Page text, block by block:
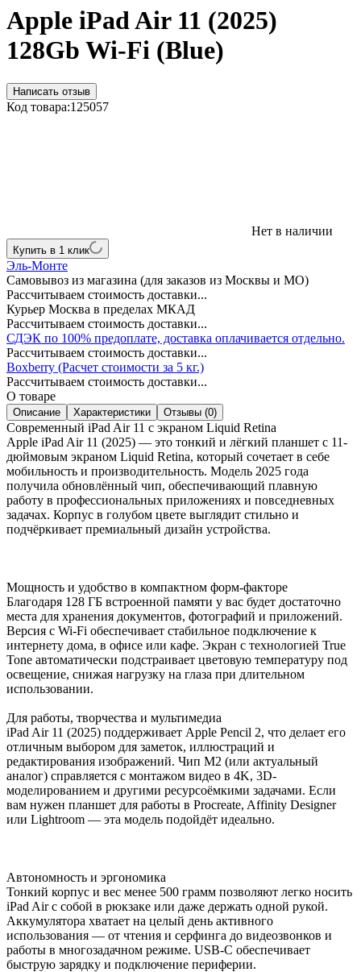
Apple iPad Air 11 (2025)
128Gb Wi-Fi (Blue)
Написать отзыв
Код товара:125057
Нет в наличии
Купить в 1 клик
Эль-Монте
Самовывоз из магазина (для заказов из Москвы и МО)
Рассчитываем стоимость доставки...
Курьер Москва в пределах МКАД
Рассчитываем стоимость доставки...
СДЭК по 100% предоплате, доставка оплачивается отдельно.
Рассчитываем стоимость доставки...
Boxberry (Расчет стоимости за 5 кг.)
Рассчитываем стоимость доставки...
О товаре
Описание Характеристики Отзывы (0)
Современный iPad Air 11 с экраном Liquid Retina
Apple iPad Air 11 (2025) — это тонкий и лёгкий планшет с 11-
дюймовым экраном Liquid Retina, который сочетает в себе
мобильность и производительность. Модель 2025 года
получила обновлённый чип, обеспечивающий плавную
работу в профессиональных приложениях и повседневных
задачах. Корпус в голубом цвете выглядит стильно и
подчёркивает премиальный дизайн устройства.
Мощность и удобство в компактном форм-факторе
Благодаря 128 ГБ встроенной памяти у вас будет достаточно
места для хранения документов, фотографий и приложений.
Версия с Wi-Fi обеспечивает стабильное подключение к
интернету дома, в офисе или кафе. Экран с технологией True
Tone автоматически подстраивает цветовую температуру под
освещение, снижая нагрузку на глаза при длительном
использовании.
Для работы, творчества и мультимедиа
iPad Air 11 (2025) поддерживает Apple Pencil 2, что делает его
отличным выбором для заметок, иллюстраций и
редактирования изображений. Чип M2 (или актуальный
аналог) справляется с монтажом видео в 4K, 3D-
моделированием и другими ресурсоёмкими задачами. Если
вам нужен планшет для работы в Procreate, Affinity Designer
или Lightroom — эта модель подойдёт идеально.
Автономность и эргономика
Тонкий корпус и вес менее 500 грамм позволяют легко носить
iPad Air с собой в рюкзаке или даже держать одной рукой.
Аккумулятора хватает на целый день активного
использования — от чтения и серфинга до видеозвонков и
работы в многозадачном режиме. USB-C обеспечивает
быструю зарядку и подключение периферии.